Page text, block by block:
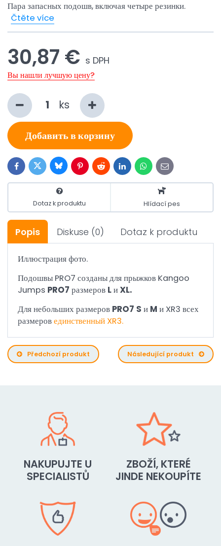
Пара запасных подошв, включая четыре резинки.
Čtěte více
30,87 € s DPH
Вы нашли лучшую цену?
ks
Добавить в корзину
FacebookTwitterBlueskyPinterestRedditLinkedInWhatsApp
E-
mail
Dotaz k produktu Hlídací pes
Popis Diskuse (0) Dotaz k produktu
Иллюстрация фото.
Подошвы PRO7 созданы для прыжков Kangoo
Jumps PRO7 размеров LиXL.
Для небольших размеров PRO7 S и M и XR3 всех
размеровединственный XR3.
Předchozí produkt Následující produkt
NAKUPUJTE U
SPECIALISTŮ
ZBOŽÍ, KTERÉ
JINDE NEKOUPÍTE